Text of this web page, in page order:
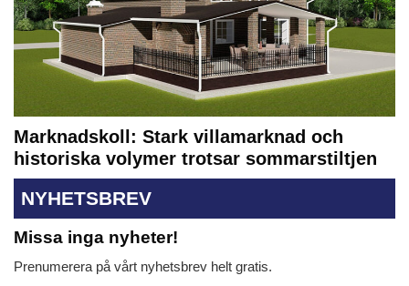
Marknadskoll: Stark villamarknad och
historiska volymer trotsar sommarstiltjen
NYHETSBREV
Missa inga nyheter!
Prenumerera på vårt nyhetsbrev helt gratis.